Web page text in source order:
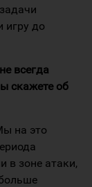
игру до
всегда
скажете об
на это
в зоне атаки,